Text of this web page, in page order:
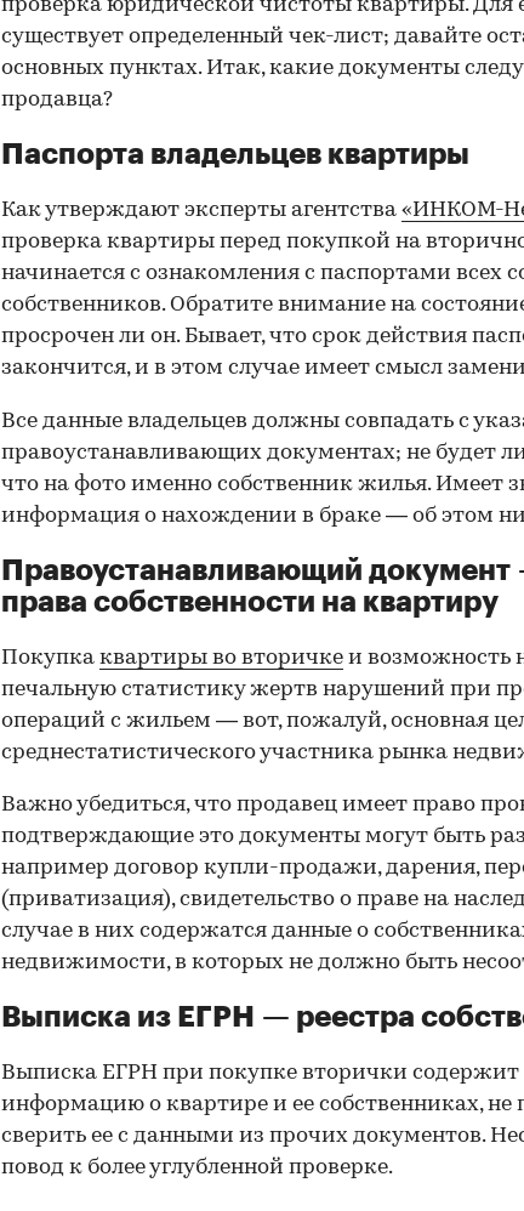
проверка юридической чистоты квартиры. Для
существует определенный чек-лист; давайте
основных пунктах. Итак, какие документы
продавца?
Паспорта владельцев квартиры
Как утверждают эксперты агентства «ИНКОМ-
проверка квартиры перед покупкой на
начинается с ознакомления с паспортами всех
собственников. Обратите внимание на
просрочен ли он. Бывает, что срок действия
закончится, и в этом случае имеет смысл
Все данные владельцев должны совпадать с
правоустанавливающих документах; не будет
что на фото именно собственник жилья. Имеет
информация о нахождении в браке — об этом
Правоустанавливающий документ
права собственности на квартиру
Покупка квартиры во вторичке и возможность
печальную статистику жертв нарушений при
операций с жильем — вот, пожалуй, основная
среднестатистического участника рынка
Важно убедиться, что продавец имеет право
подтверждающие это документы могут быть
например договор купли-продажи, дарения,
(приватизация), свидетельство о праве на
случае в них содержатся данные о
недвижимости, в которых не должно быть
Выписка из ЕГРН — реестра
Выписка ЕГРН при покупке вторички содержит
информацию о квартире и ее собственниках, не
сверить ее с данными из прочих документов.
повод к более углубленной проверке.